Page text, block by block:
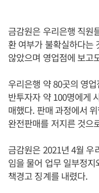
금감원은 우리은행 직원
환 여부가 불확실하다는
않았으며 영업점에 보고
우리은행 약 80곳의 영
반투자자 약 100명에게
매했다. 판매 과정에서
완전판매를 저지른 것으
금감원은 2021년 4월 우
임을 물어 업무 일부정
책경고 징계를 내렸다.